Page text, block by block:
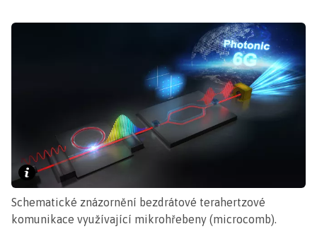
Schematické znázornění bezdrátové terahertzové
komunikace využívající mikrohřebeny (microcomb).